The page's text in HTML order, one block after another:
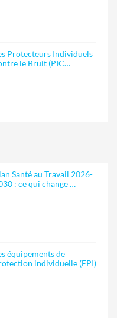
Protecteurs Individuels
le Bruit (PIC…
Santé au Travail 2026-
: ce qui change …
équipements de
individuelle (EPI)